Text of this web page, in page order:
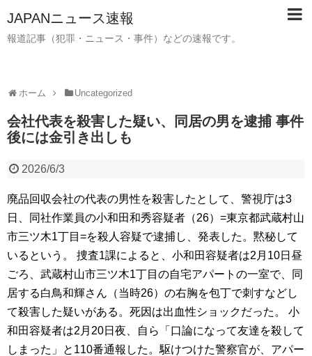
JAPANニュース速報
報道記事（犯罪・ニュース・事件）などの速報です。
ホーム Uncategorized
会社代表を殺害した疑い、同居の男を逮捕 事件
後には金引き出しも
2026/6/3
廃品回収会社の代表の男性を殺害したとして、警視庁は3
日、同社作業員の小和田和秀容疑者（26）=東京都武蔵村山
市三ツ木1丁目=を殺人容疑で逮捕し、発表した。黙秘して
いるという。 捜査1課によると、小和田容疑者は2月10日昼
ごろ、武蔵村山市三ツ木1丁目の自宅アパートの一室で、同
居する白鳥和輝さん（当時26）の右胸を包丁で刺すなどし
て殺害した疑いがある。死因は出血性ショックだった。 小
和田容疑者は2月20日夜、自ら「口論になって友達を殺して
しまった」と110番通報した。駆けつけた警察官が、アパー